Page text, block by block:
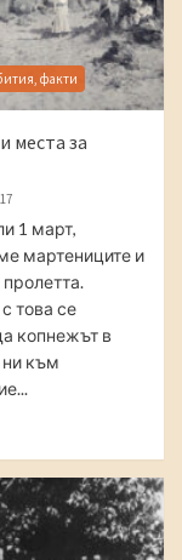
факти
места за
1 март,
мартениците и
това се
копнежът в
към